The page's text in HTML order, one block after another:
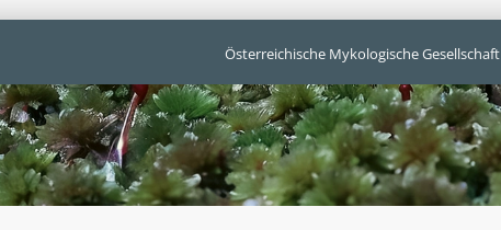
Österreichische Mykologische Gesellschaft